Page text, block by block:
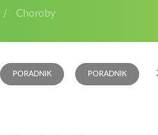
Choroby
PORADNIK PORADNIK